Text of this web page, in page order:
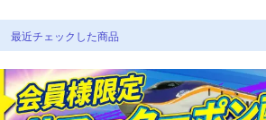
最近チェックした商品